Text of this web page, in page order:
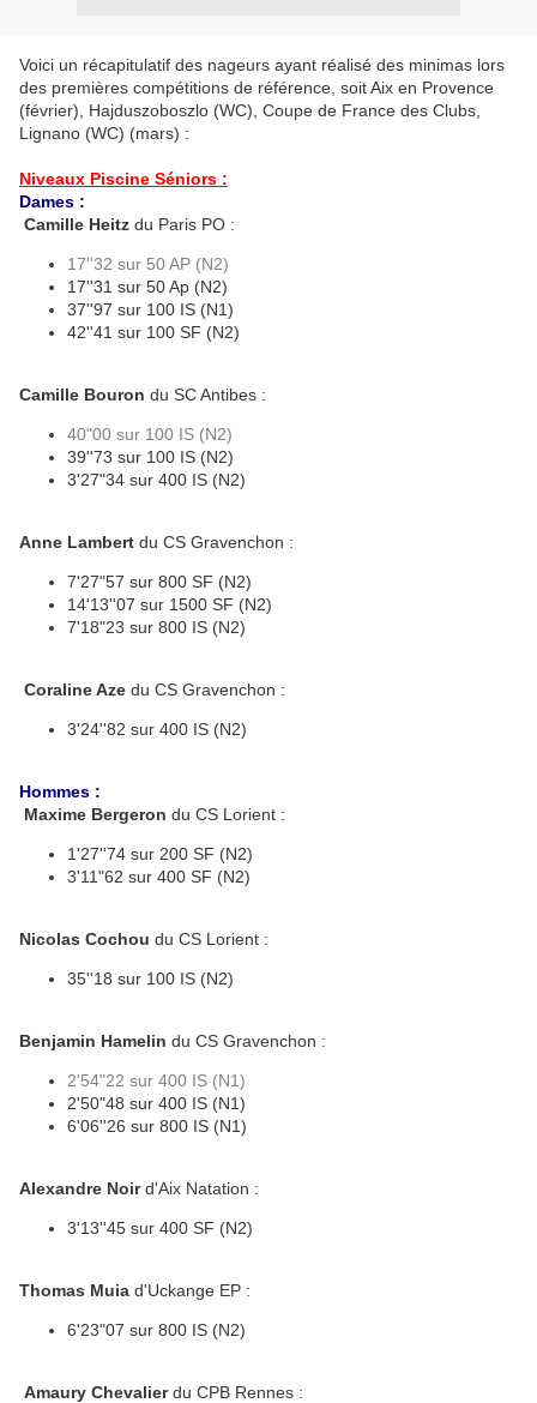
Voici un récapitulatif des nageurs ayant réalisé des minimas lors
des premières compétitions de référence, soit Aix en Provence
(février), Hajduszoboszlo (WC), Coupe de France des Clubs,
Lignano (WC) (mars) :
Niveaux Piscine Séniors :
Dames :
Camille Heitz du Paris PO :
17''32 sur 50 AP (N2)
17''31 sur 50 Ap (N2)
37''97 sur 100 IS (N1)
42''41 sur 100 SF (N2)
Camille Bouron du SC Antibes :
40"00 sur 100 IS (N2)
39''73 sur 100 IS (N2)
3'27"34 sur 400 IS (N2)
Anne Lambert du CS Gravenchon :
7'27"57 sur 800 SF (N2)
14'13''07 sur 1500 SF (N2)
7'18"23 sur 800 IS (N2)
Coraline Aze du CS Gravenchon :
3'24''82 sur 400 IS (N2)
Hommes :
Maxime Bergeron du CS Lorient :
1'27''74 sur 200 SF (N2)
3'11"62 sur 400 SF (N2)
Nicolas Cochou du CS Lorient :
35''18 sur 100 IS (N2)
Benjamin Hamelin du CS Gravenchon :
2'54"22 sur 400 IS (N1)
2'50"48 sur 400 IS (N1)
6'06''26 sur 800 IS (N1)
Alexandre Noird'Aix Natation :
3'13''45 sur 400 SF (N2)
Thomas Muia d'Uckange EP :
6'23"07 sur 800 IS (N2)
Amaury Chevalierdu CPB Rennes :